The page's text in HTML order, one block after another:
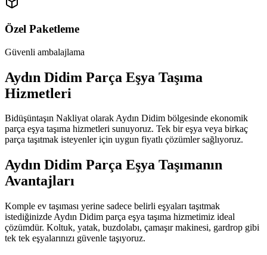
Özel Paketleme
Güvenli ambalajlama
Aydın Didim Parça Eşya Taşıma
Hizmetleri
Bidüşüntaşın Nakliyat olarak Aydın Didim bölgesinde ekonomik
parça eşya taşıma hizmetleri sunuyoruz. Tek bir eşya veya birkaç
parça taşıtmak isteyenler için uygun fiyatlı çözümler sağlıyoruz.
Aydın Didim Parça Eşya Taşımanın
Avantajları
Komple ev taşıması yerine sadece belirli eşyaları taşıtmak
istediğinizde Aydın Didim parça eşya taşıma hizmetimiz ideal
çözümdür. Koltuk, yatak, buzdolabı, çamaşır makinesi, gardrop gibi
tek tek eşyalarınızı güvenle taşıyoruz.